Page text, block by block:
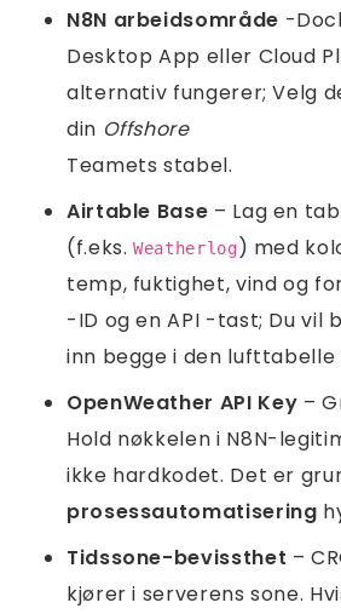
N8N arbeidsområde -
Desktop App eller Cloud
alternativ fungerer; Velg
din Offshore
Teamets stabel.
Airtable Base – Lag en
(f.eks.Weatherlog) med
temp, fuktighet, vind og
-ID og en API -tast; Du vil
inn begge i den lufttabelle
OpenWeather API Key –
Hold nøkkelen i N8N-
ikke hardkodet. Det er
prosessautomatisering
Tidssone-bevissthet –
kjører i serverens sone.